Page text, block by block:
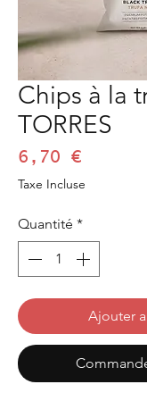
Chips à la
TORRES
6,70 €
Taxe Incluse
Quantité *
Ajouter